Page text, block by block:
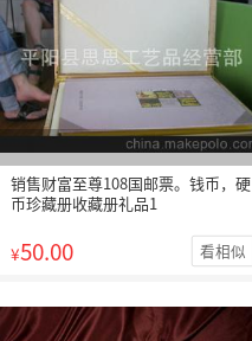
销售财富至尊108国邮票。钱币，硬
币珍藏册收藏册礼品1
¥50.00 看相似